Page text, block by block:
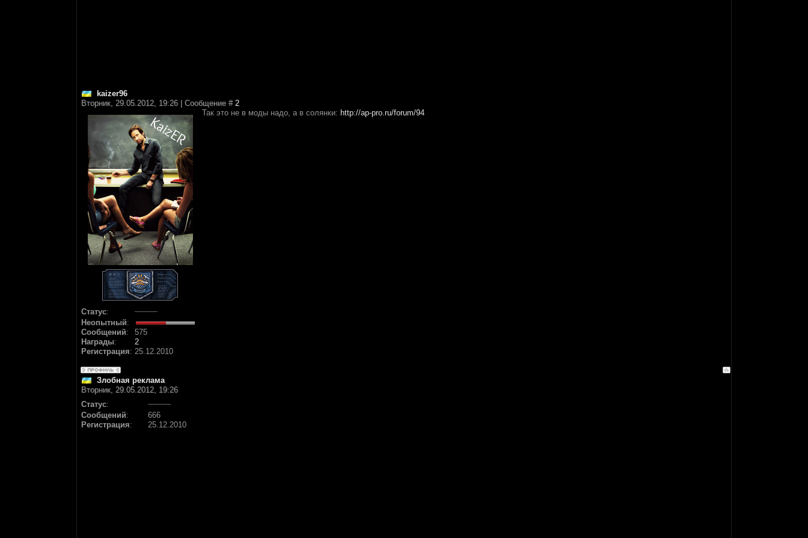
kaizer96
Вторник, 29.05.2012, 19:26 | Сообщение # 2
Статус:
Неопытный:
Сообщений:
575
Награды:
2
Регистрация: 25.12.2010
Так это не в моды надо, а в солянки: http://ap-pro.ru/forum/94
Злобная реклама
Вторник, 29.05.2012, 19:26
Статус:
Сообщений:
666
Регистрация: 25.12.2010